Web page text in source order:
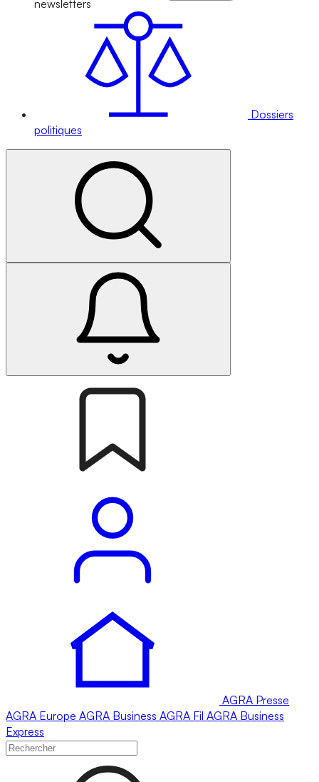
newsletters
Dossiers
politiques
AGRA Presse
AGRA Europe AGRA Business AGRA Fil AGRA Business
Express